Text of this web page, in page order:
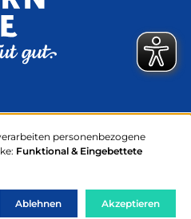
personenbezogene
Funktional & Eingebettete
Ablehnen Akzeptieren